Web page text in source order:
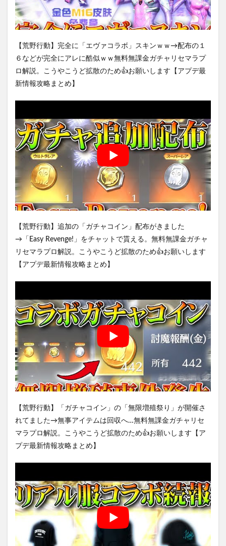
【荒野行動】完全に「エヴァコラボ」スキンｗｗ→配布の１
６などが完全にアレに酷似ｗｗ無料無課金ガチャリセマラプ
ロ解説。こうやこうど拡散のため👍お願いします【アプデ最
新情報攻略まとめ】
【荒野行動】追加の「ガチャコイン」配布がきました
→「Easy Revenge!」をチャットで貰える。無料無課金ガチャ
リセマラプロ解説。こうやこうど拡散のため👍お願いします
【アプデ最新情報攻略まとめ】
【荒野行動】「ガチャコイン」の「無限増殖祭り」が開催さ
れてました→無事アイテムは回収へ…無料無課金ガチャリセ
マラプロ解説。こうやこうど拡散のため👍お願いします【ア
プデ最新情報攻略まとめ】